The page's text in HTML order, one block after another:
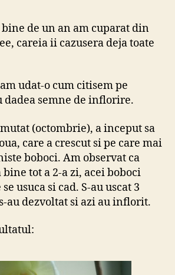
de un an am cuparat din
careia ii cazusera deja toate
udat-o cum citisem pe
semne de inflorire.
(octombrie), a inceput sa
care a crescut si pe care mai
boboci. Am observat ca
bine tot a 2-a zi, acei boboci
usuca si cad. S-au uscat 3
au dezvoltat si azi au inflorit.